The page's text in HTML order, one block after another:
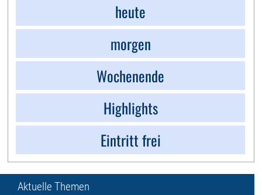
heute
morgen
Wochenende
Highlights
Eintritt frei
Aktuelle Themen